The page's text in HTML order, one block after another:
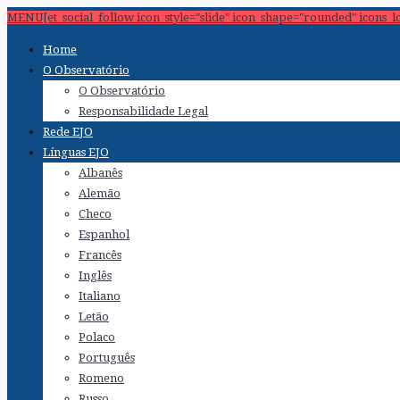
MENU[et_social_follow icon_style="slide" icon_shape="rounded"
Home
O Observatório
O Observatório
Responsabilidade Legal
Rede EJO
Línguas EJO
Albanês
Alemão
Checo
Espanhol
Francês
Inglês
Italiano
Letão
Polaco
Português
Romeno